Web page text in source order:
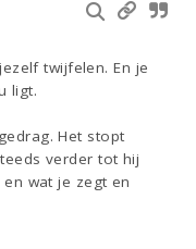
twijfelen. En je
ligt.
Het stopt
verder tot hij
wat je zegt en